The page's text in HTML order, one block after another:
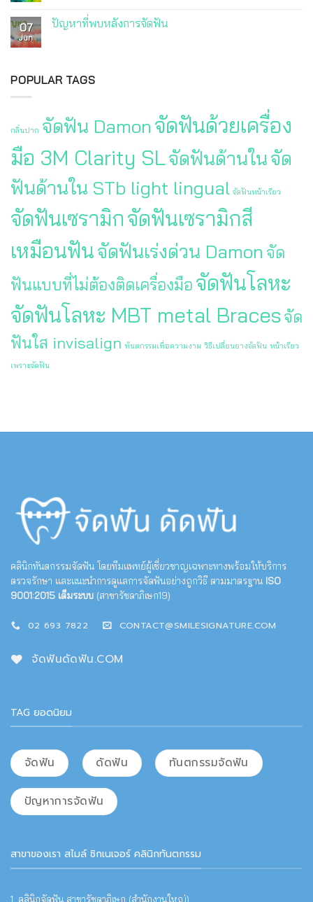
07
Jun
ปัญหาที่พบหลังการจัดฟัน
POPULAR TAGS
กลิ่นปาก จัดฟัน Damon จัดฟันด้วยเครื่อง
มือ 3M Clarity SLจัดฟันด้านในจัด
ฟันด้านใน STb light lingual จัดฟันหน้าเรียว
จัดฟันเซรามิกจัดฟันเซรามิกสี
เหมือนฟันจัดฟันเร่งด่วน Damon จัด
ฟันแบบที่ไม่ต้องติดเครื่องมือ จัดฟันโลหะ
จัดฟันโลหะ MBT metal Braces จัด
ฟันใส invisalign ทันตกรรมเพื่อความงาม วิธีเปลี่ยนยางจัดฟัน หน้าเรียว
เพราะจัดฟัน
คลินิกทันตกรรมจัดฟัน โดยทีมแพทย์ผู้เชี่ยวชาญเฉพาะทางพร้อมให้บริการ
ตรวจรักษา และแนะนำการดูแลการจัดฟันอย่างถูกวิธี ตามมาตรฐาน ISO
9001:2015 เต็มระบบ (สาขารัชดาภิเษก19)
02 693 7822 CONTACT@SMILESIGNATURE.COM
จัดฟันดัดฟัน.COM
TAG ยอดนิยม
จัดฟัน ดัดฟัน ทันตกรรมจัดฟัน
ปัญหาการจัดฟัน
สาขาของเรา สไมล์ ซิกเนเจอร์ คลินิกทันตกรรม
1. คลินิกจัดฟัน สาขารัชดาภิเษก (สำนักงานใหญ่)